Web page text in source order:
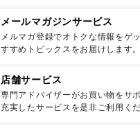
メールマガジンサービス
メルマガ登録でオトクな情報をゲ
すすめトピックスをお届けします。
店舗サービス
専門アドバイザーがお買い物をサ
充実したサービスを是非ご利用くだ